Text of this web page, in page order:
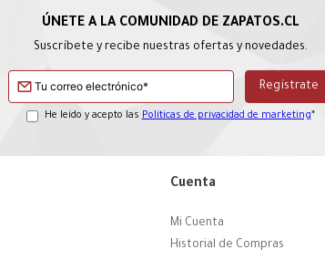
Suscríbete y recibe nuestras ofertas y novedades.
He leído y acepto las Políticas de privacidad de marketing*
Cuenta
Mi Cuenta
Historial de Compras